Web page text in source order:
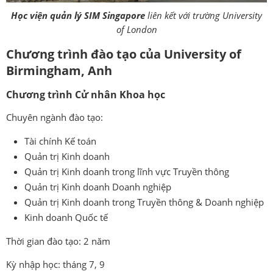
Học viện quản lý SIM Singapore liên kết với trường University
of London
Chương trình đào tạo của University of
Birmingham, Anh
Chương trình Cử nhân Khoa học
Chuyên ngành đào tạo:
Tài chính Kế toán
Quản trị Kinh doanh
Quản trị Kinh doanh trong lĩnh vực Truyền thông
Quản trị Kinh doanh Doanh nghiệp
Quản trị Kinh doanh trong Truyền thông & Doanh nghiệp
Kinh doanh Quốc tế
Thời gian đào tạo: 2 năm
Kỳ nhập học: tháng 7, 9